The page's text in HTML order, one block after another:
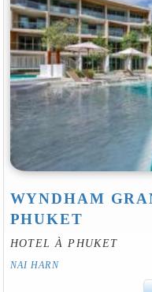
WYNDHAM
PHUKET
HOTEL À PHUKET
NAI HARN